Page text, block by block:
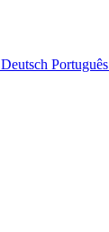
Deutsch Português